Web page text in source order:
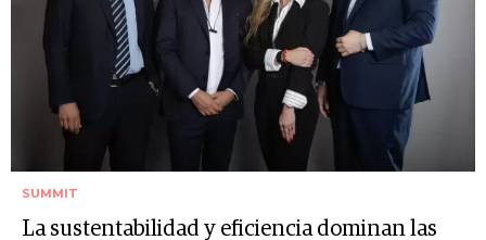
SUMMIT
La sustentabilidad y eficiencia dominan las